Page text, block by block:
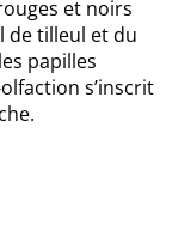
et noirs
de tilleul et du
papilles
s’inscrit